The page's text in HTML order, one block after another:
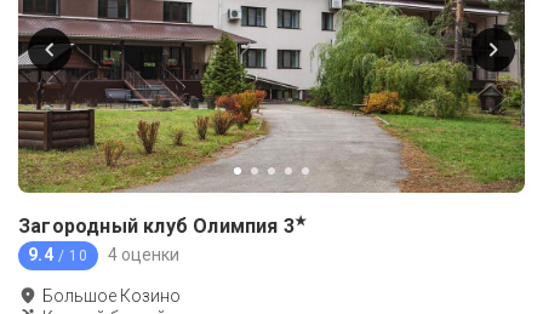
Загородный клуб Олимпия 3★
9.4 / 10 4 оценки
Большое Козино